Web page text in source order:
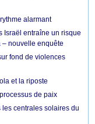
alarmant
Israël entraîne un risque
– nouvelle enquête
fond de violences
et la riposte
de paix
centrales solaires du